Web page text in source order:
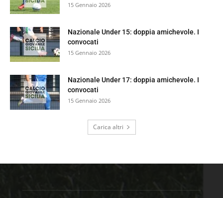
15 Gennaio 2026
Nazionale Under 15: doppia amichevole. I
convocati
15 Gennaio 2026
Nazionale Under 17: doppia amichevole. I
convocati
15 Gennaio 2026
Carica altri